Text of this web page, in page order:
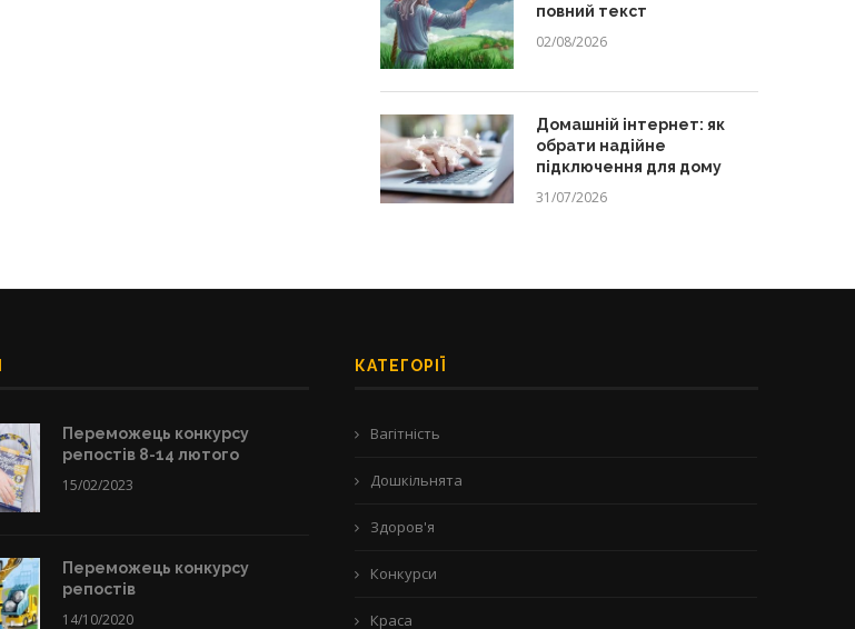
повний текст
02/08/2026
Домашній інтернет: як
обрати надійне
підключення для дому
31/07/2026
Переможець конкурсу
репостів 8-14 лютого
15/02/2023
Переможець конкурсу
репостів
14/10/2020
КАТЕГОРІЇ
Вагітність
Дошкільнята
Здоров'я
Конкурси
Краса